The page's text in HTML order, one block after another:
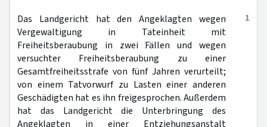
1
Das Landgericht hat den Angeklagten wegen
Vergewaltigung in Tateinheit mit
Freiheitsberaubung in zwei Fällen und wegen
versuchter Freiheitsberaubung zu einer
Gesamtfreiheitsstrafe von fünf Jahren verurteilt;
von einem Tatvorwurf zu Lasten einer anderen
Geschädigten hat es ihn freigesprochen. Außerdem
hat das Landgericht die Unterbringung des
Angeklagten in einer Entziehungsanstalt